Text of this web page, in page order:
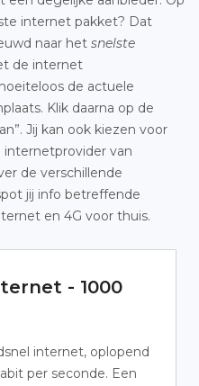
internet pakket? Dat
naar het snelste
de internet
de actuele
Klik daarna op de
Jij kan ook kiezen voor
internetprovider van
de verschillende
jij info betreffende
en 4G voor thuis.
- 1000
internet, oplopend
per seconde. Een